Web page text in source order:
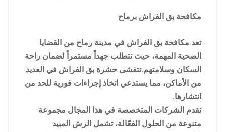
مكافحة بق الفراش برماح
تعد مكافحة بق الفراش في مدينة رماح من القضايا
الصحية المهمة، حيث تتطلب جهداً مستمراً لضمان راحة
السكان وسلامتهم.تتفشى حشرة بق الفراش في العديد
من الأماكن، مما يستدعي اتخاذ إجراءات فورية للحد من
انتشارها.
تقدم الشركات المتخصصة في هذا المجال مجموعة
متنوعة من الحلول الفعّالة، تشمل الرش المبيد